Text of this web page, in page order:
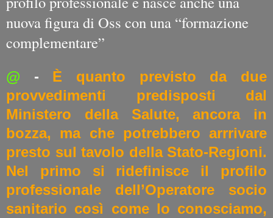
nuova figura di Oss con una “formazione
complementare”
@ - È quanto previsto da due
provvedimenti predisposti dal
Ministero della Salute, ancora in
bozza, ma che potrebbero arrrivare
presto sul tavolo della Stato-Regioni.
Nel primo si ridefinisce il profilo
professionale dell’Operatore socio
sanitario così come lo conosciamo,